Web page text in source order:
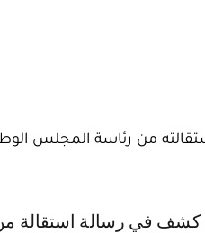
من رئاسة المجلس